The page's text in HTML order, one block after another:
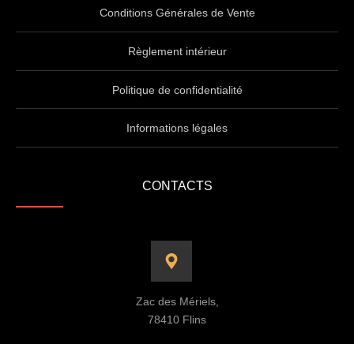
Conditions Générales de Vente
Règlement intérieur
Politique de confidentialité
Informations légales
CONTACTS
Zac des Mériels,
78410 Flins